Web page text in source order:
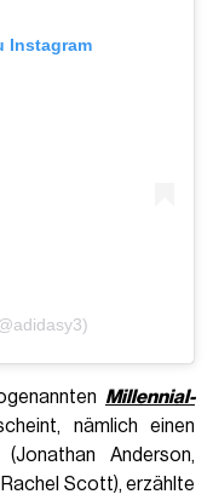
Instagram
Millennial-
nämlich einen
Anderson,
Scott), erzählte